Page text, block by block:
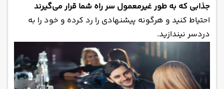
جذابی که به طور غیرمعمول سر راه شما قرار می‌گیرند
احتیاط کنید و هرگونه پیشنهادی را رد کرده و خود را به
دردسر نیندازید.